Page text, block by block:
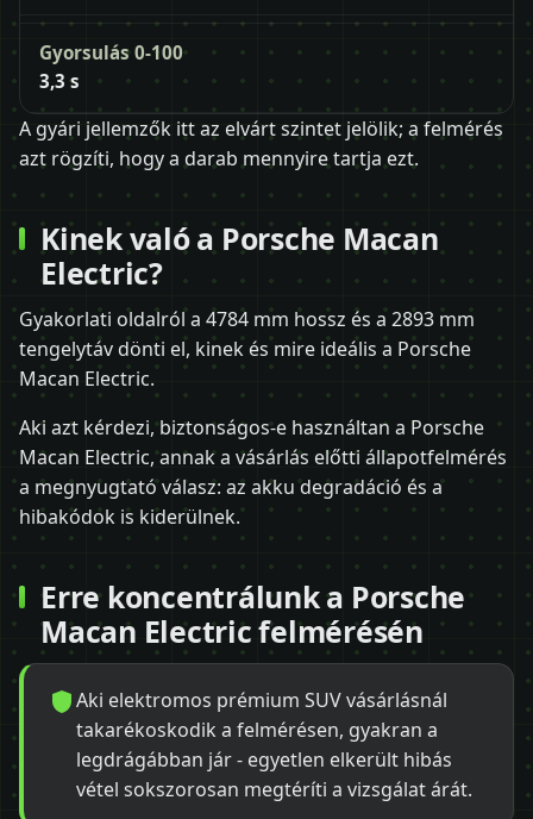
Gyorsulás 0-100
3,3 s
A gyári jellemzők itt az elvárt szintet jelölik; a felmérés
azt rögzíti, hogy a darab mennyire tartja ezt.
Kinek való a Porsche Macan
Electric?
Gyakorlati oldalról a 4784 mm hossz és a 2893 mm
tengelytáv dönti el, kinek és mire ideális a Porsche
Macan Electric.
Aki azt kérdezi, biztonságos-e használtan a Porsche
Macan Electric, annak a vásárlás előtti állapotfelmérés
a megnyugtató válasz: az akku degradáció és a
hibakódok is kiderülnek.
Erre koncentrálunk a Porsche
Macan Electric felmérésén
Aki elektromos prémium SUV vásárlásnál
takarékoskodik a felmérésen, gyakran a
legdrágábban jár - egyetlen elkerült hibás
vétel sokszorosan megtéríti a vizsgálat árát.